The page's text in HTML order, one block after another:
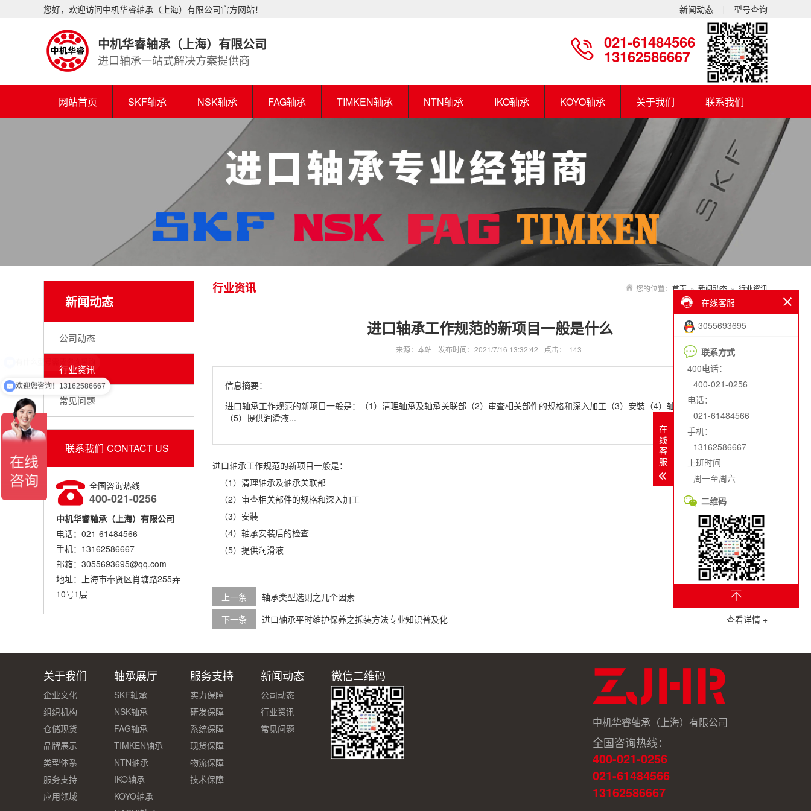
新闻动态 型号查询
您好，欢迎访问中机华睿轴承（上海）有限公司官方网站！
中机华睿轴承（上海）有限公司
进口轴承一站式解决方案提供商
021-61484566
13162586667
网站首页 SKF轴承 NSK轴承 FAG轴承 TIMKEN轴承 NTN轴承 IKO轴承 KOYO轴承 关于我们 联系我们
新闻动态
公司动态
行业资讯
常见问题
联系我们 CONTACT US
全国咨询热线
400-021-0256
中机华睿轴承（上海）有限公司
电话：021-61484566
手机：13162586667
邮箱：3055693695@qq.com
地址：上海市奉贤区肖塘路255弄
10号1层
您的位置： 首页»新闻动态»行业资讯
行业资讯
进口轴承工作规范的新项目一般是什么
来源：本站 发布时间：2021/7/16 13:32:42 点击： 143
信息摘要：
进口轴承工作规范的新项目一般是：（1）清理轴承及轴承关联部（2）审查相关部件的规格和深入加工（3）安裝（4）轴承安装后的检查
（5）提供润滑液...
进口轴承工作规范的新项目一般是：
（1）清理轴承及轴承关联部
（2）审查相关部件的规格和深入加工
（3）安裝
（4）轴承安装后的检查
（5）提供润滑液
上一条 查看详情 +
轴承类型选则之几个因素
下一条
查看详情 +
进口轴承平时维护保养之拆装方法专业知识普及化
关于我们
企业文化
组织机构
仓储现货
品牌展示
类型体系
服务支持
应用领域
轴承展厅
SKF轴承
NSK轴承
FAG轴承
TIMKEN轴承
NTN轴承
IKO轴承
KOYO轴承
服务支持
实力保障
研发保障
系统保障
现货保障
物流保障
技术保障
新闻动态
公司动态
行业资讯
常见问题
微信二维码
中机华睿轴承（上海）有限公司
全国咨询热线：
400-021-0256
021-61484566
13162586667
在线客服
3055693695
联系方式
400电话：
400-021-0256
电话：
021-61484566
手机：
13162586667
上班时间
周一至周六
二维码
在
线
客
服
欢迎您咨询！13162586667